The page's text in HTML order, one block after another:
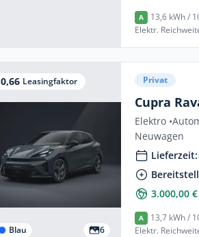
A 13,6 kWh /
Elektr.
0,66 Leasingfaktor
Blau 6
Privat
Cupra
Elektro •
Neuwagen
3.000,00
A 13,7 kWh /
Elektr.